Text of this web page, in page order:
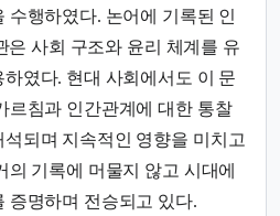
수행하였다. 논어에 기록된 인
은 사회 구조와 윤리 체계를 유
였다. 현대 사회에서도 이 문
르침과 인간관계에 대한 통찰
되며 지속적인 영향을 미치고
의 기록에 머물지 않고 시대에
증명하며 전승되고 있다.